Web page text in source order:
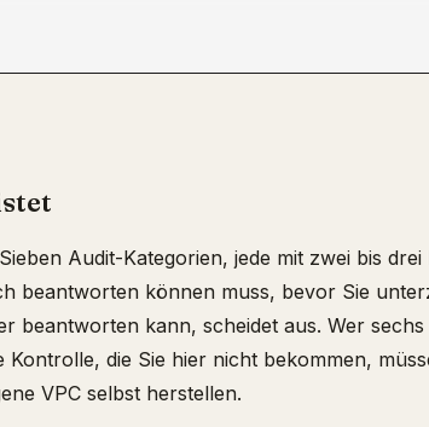
Audit-Kategorien, jede mit zwei bis
beantworten können muss, bevor Sie
beantworten kann, scheidet aus. Wer
die Sie hier nicht bekommen,
VPC selbst herstellen.